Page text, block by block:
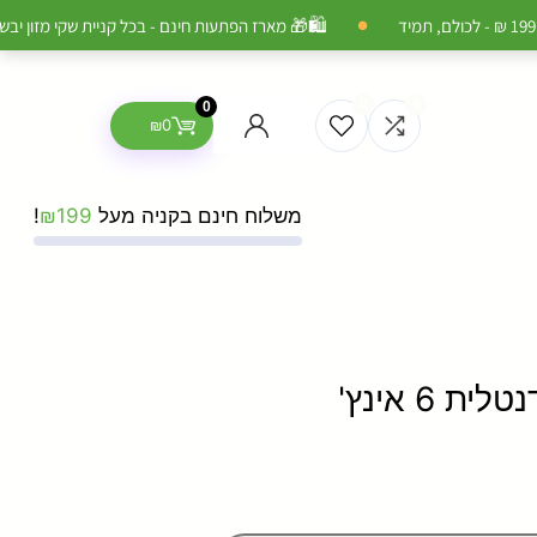
🎁 מארז הפתעות חינם - בכל קניית שקי מזון יבש
0
₪0
משלוח חינם בקניה מעל ₪199
!
6 אינץ'